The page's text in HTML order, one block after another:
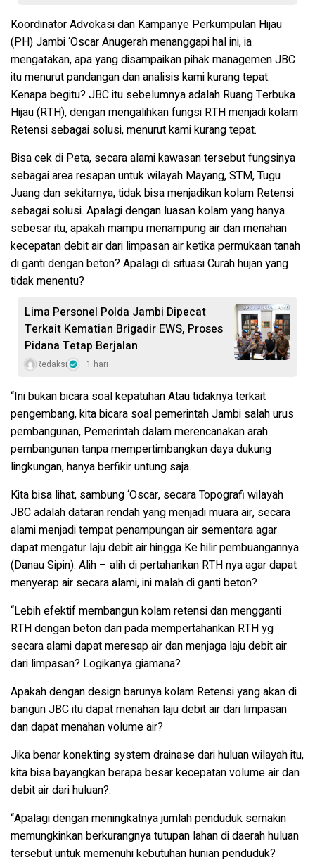
Koordinator Advokasi dan Kampanye Perkumpulan Hijau
(PH) Jambi ‘Oscar Anugerah menanggapi hal ini, ia
mengatakan, apa yang disampaikan pihak managemen JBC
itu menurut pandangan dan analisis kami kurang tepat.
Kenapa begitu? JBC itu sebelumnya adalah Ruang Terbuka
Hijau (RTH), dengan mengalihkan fungsi RTH menjadi kolam
Retensi sebagai solusi, menurut kami kurang tepat.
Bisa cek di Peta, secara alami kawasan tersebut fungsinya
sebagai area resapan untuk wilayah Mayang, STM, Tugu
Juang dan sekitarnya, tidak bisa menjadikan kolam Retensi
sebagai solusi. Apalagi dengan luasan kolam yang hanya
sebesar itu, apakah mampu menampung air dan menahan
kecepatan debit air dari limpasan air ketika permukaan tanah
di ganti dengan beton? Apalagi di situasi Curah hujan yang
tidak menentu?
Lima Personel Polda Jambi Dipecat
Terkait Kematian Brigadir EWS, Proses
Pidana Tetap Berjalan
Redaksi 1 hari
“Ini bukan bicara soal kepatuhan Atau tidaknya terkait
pengembang, kita bicara soal pemerintah Jambi salah urus
pembangunan, Pemerintah dalam merencanakan arah
pembangunan tanpa mempertimbangkan daya dukung
lingkungan, hanya berfikir untung saja.
Kita bisa lihat, sambung ‘Oscar, secara Topografi wilayah
JBC adalah dataran rendah yang menjadi muara air, secara
alami menjadi tempat penampungan air sementara agar
dapat mengatur laju debit air hingga Ke hilir pembuangannya
(Danau Sipin). Alih – alih di pertahankan RTH nya agar dapat
menyerap air secara alami, ini malah di ganti beton?
“Lebih efektif membangun kolam retensi dan mengganti
RTH dengan beton dari pada mempertahankan RTH yg
secara alami dapat meresap air dan menjaga laju debit air
dari limpasan? Logikanya giamana?
Apakah dengan design barunya kolam Retensi yang akan di
bangun JBC itu dapat menahan laju debit air dari limpasan
dan dapat menahan volume air?
Jika benar konekting system drainase dari huluan wilayah itu,
kita bisa bayangkan berapa besar kecepatan volume air dan
debit air dari huluan?.
“Apalagi dengan meningkatnya jumlah penduduk semakin
memungkinkan berkurangnya tutupan lahan di daerah huluan
tersebut untuk memenuhi kebutuhan hunian penduduk?